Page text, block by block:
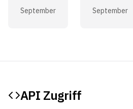
September September
API Zugriff